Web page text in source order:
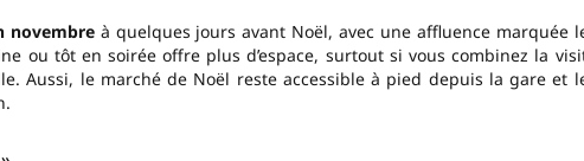
novembreà quelques jours avant Noël, avec une affluence marquée
ou tôt en soirée offre plus d’espace, surtout si vous combinez la
Aussi, le marché de Noël reste accessible à pied depuis la gare et